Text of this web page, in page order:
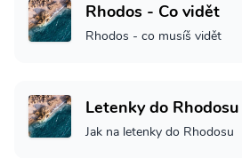
Rhodos - Co vidět
Rhodos - co musíš vidět
Letenky do Rhodosu
Jak na letenky do Rhodosu